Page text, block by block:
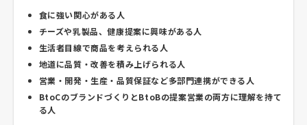
食に強い関心がある人
チーズや乳製品、健康提案に興味がある人
生活者目線で商品を考えられる人
地道に品質・改善を積み上げられる人
営業・開発・生産・品質保証など多部門連携ができる人
BtoCのブランドづくりとBtoBの提案営業の両方に理解を持て
る人